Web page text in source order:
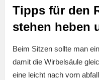
Tipps für den
stehen heben
Beim Sitzen sollte man
damit die Wirbelsäule
eine leicht nach vorn